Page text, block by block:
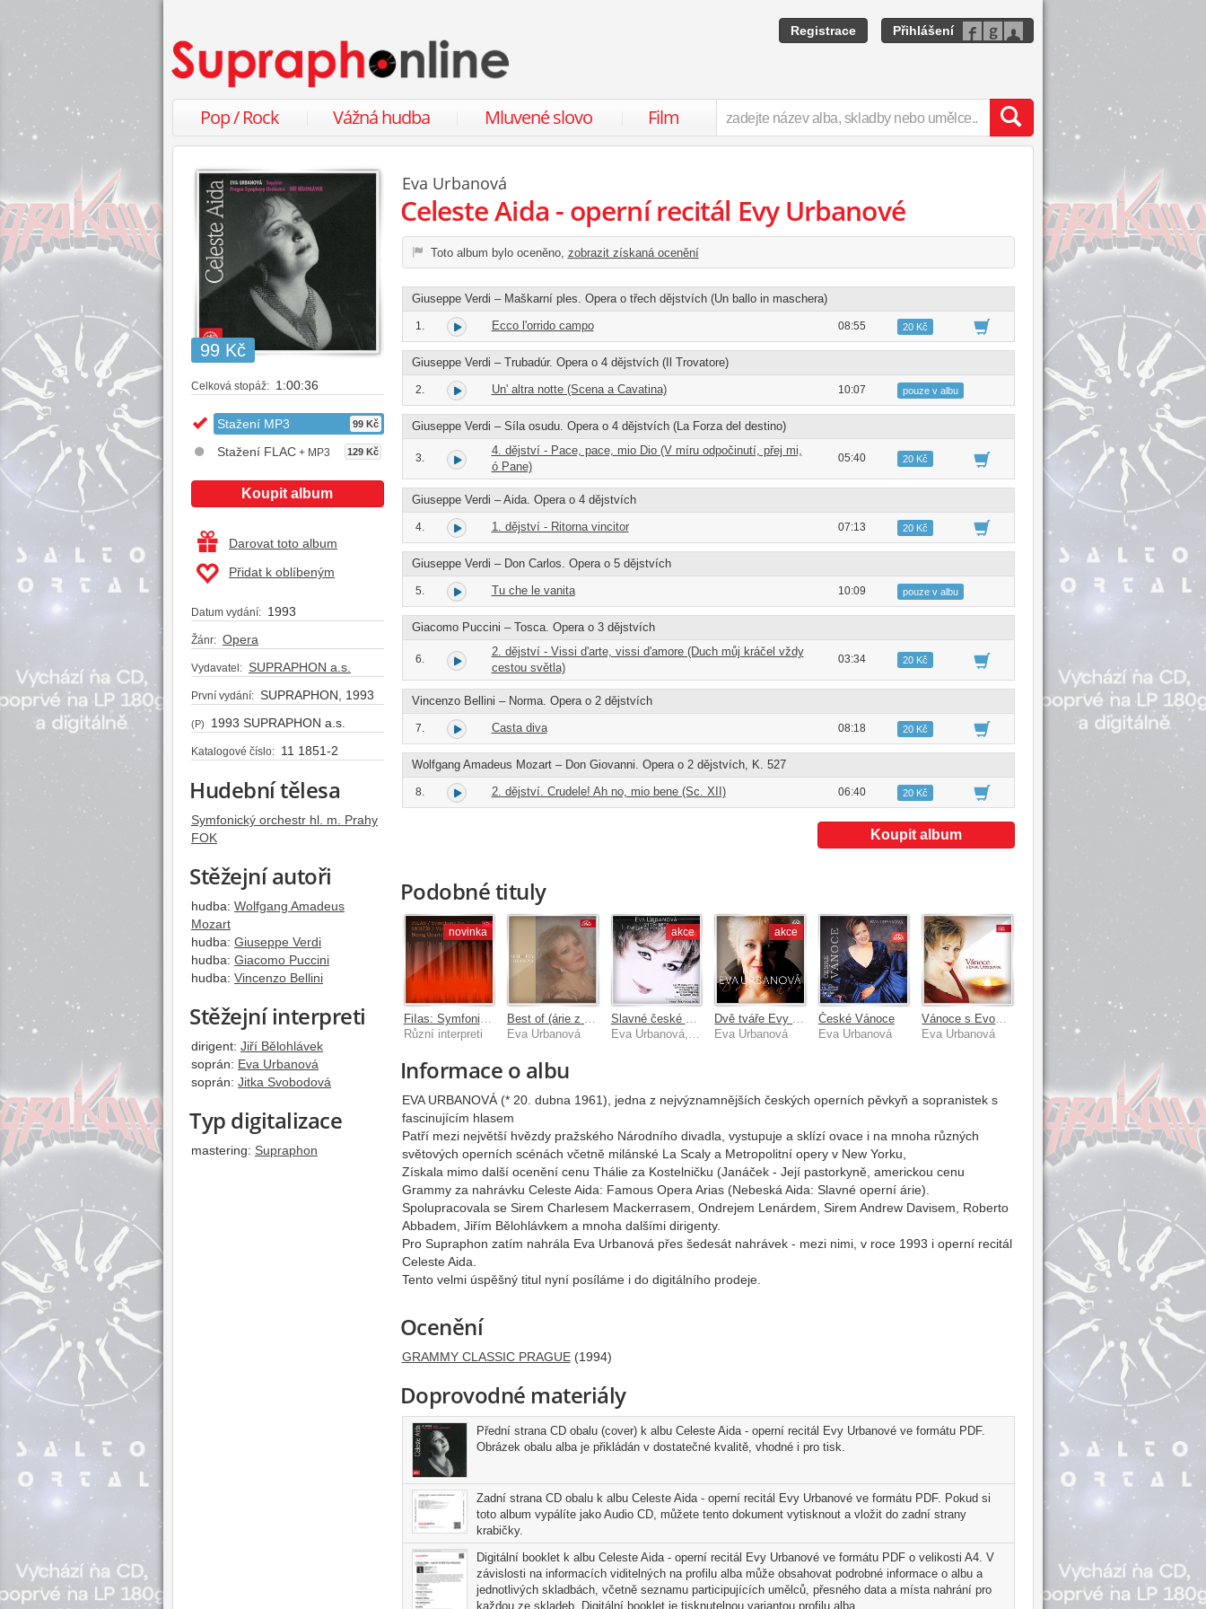
Registrace Přihlášení
Pop / Rock Vážná hudba Mluvené slovo Film
99 Kč
Celková stopáž: 1:00:36
Stažení MP3 99 Kč
Stažení FLAC + MP3 129 Kč
Koupit album
Darovat toto album
Přidat k oblíbeným
Datum vydání: 1993
Žánr: Opera
Vydavatel: SUPRAPHON a.s.
První vydání: SUPRAPHON, 1993
(P) 1993 SUPRAPHON a.s.
Katalogové číslo: 11 1851-2
Hudební tělesa
Symfonický orchestr hl. m. Prahy
FOK
Stěžejní autoři
hudba: Wolfgang Amadeus
Mozart
hudba: Giuseppe Verdi
hudba: Giacomo Puccini
hudba: Vincenzo Bellini
Stěžejní interpreti
dirigent: Jiří Bělohlávek
soprán: Eva Urbanová
soprán: Jitka Svobodová
Typ digitalizace
mastering: Supraphon
Eva Urbanová
Celeste Aida - operní recitál Evy Urbanové
Toto album bylo oceněno, zobrazit získaná ocenění
Giuseppe Verdi – Maškarní ples. Opera o třech dějstvích (Un ballo in maschera)
1. Ecco l'orrido campo 08:55 20 Kč
Giuseppe Verdi – Trubadúr. Opera o 4 dějstvích (Il Trovatore)
2. Un' altra notte (Scena a Cavatina) 10:07 pouze v albu
Giuseppe Verdi – Síla osudu. Opera o 4 dějstvích (La Forza del destino)
3.
4. dějství - Pace, pace, mio Dio (V míru odpočinutí, přej mi,
ó Pane)
05:40 20 Kč
Giuseppe Verdi – Aida. Opera o 4 dějstvích
4. 1. dějství - Ritorna vincitor 07:13 20 Kč
Giuseppe Verdi – Don Carlos. Opera o 5 dějstvích
5. Tu che le vanita 10:09 pouze v albu
Giacomo Puccini – Tosca. Opera o 3 dějstvích
6.
2. dějství - Vissi d'arte, vissi d'amore (Duch můj kráčel vždy
cestou světla)
03:34 20 Kč
Vincenzo Bellini – Norma. Opera o 2 dějstvích
7. Casta diva 08:18 20 Kč
Wolfgang Amadeus Mozart – Don Giovanni. Opera o 2 dějstvích, K. 527
8. 2. dějství. Crudele! Ah no, mio bene (Sc. XII) 06:40 20 Kč
Koupit album
Podobné tituly
novinka
Různí interpreti
Eva Urbanová
akce akce
Eva Urbanová
České Vánoce
Eva Urbanová
Eva Urbanová
Informace o albu
EVA URBANOVÁ (* 20. dubna 1961), jedna z nejvýznamnějších českých operních pěvkyň a sopranistek s
fascinujícím hlasem
Patří mezi největší hvězdy pražského Národního divadla, vystupuje a sklízí ovace i na mnoha různých
světových operních scénách včetně milánské La Scaly a Metropolitní opery v New Yorku,
Získala mimo další ocenění cenu Thálie za Kostelničku (Janáček - Její pastorkyně, americkou cenu
Grammy za nahrávku Celeste Aida: Famous Opera Arias (Nebeská Aida: Slavné operní árie).
Spolupracovala se Sirem Charlesem Mackerrasem, Ondrejem Lenárdem, Sirem Andrew Davisem, Roberto
Abbadem, Jiřím Bělohlávkem a mnoha dalšími dirigenty.
Pro Supraphon zatím nahrála Eva Urbanová přes šedesát nahrávek - mezi nimi, v roce 1993 i operní recitál
Celeste Aida.
Tento velmi úspěšný titul nyní posíláme i do digitálního prodeje.
Ocenění
GRAMMY CLASSIC PRAGUE(1994)
Doprovodné materiály
Přední strana CD obalu (cover) k albu Celeste Aida - operní recitál Evy Urbanové ve formátu PDF.
Obrázek obalu alba je přikládán v dostatečné kvalitě, vhodné i pro tisk.
Zadní strana CD obalu k albu Celeste Aida - operní recitál Evy Urbanové ve formátu PDF. Pokud si
toto album vypálíte jako Audio CD, můžete tento dokument vytisknout a vložit do zadní strany
krabičky.
Digitální booklet k albu Celeste Aida - operní recitál Evy Urbanové ve formátu PDF o velikosti A4. V
závislosti na informacích viditelných na profilu alba může obsahovat podrobné informace o albu a
jednotlivých skladbách, včetně seznamu participujících umělců, přesného data a místa nahrání pro
každou ze skladeb. Digitální booklet je tisknutelnou variantou profilu alba.